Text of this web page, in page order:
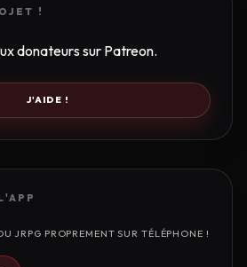
!
donateurs sur Patreon.
J'AIDE !
JRPG PROPREMENT SUR TÉLÉPHONE !